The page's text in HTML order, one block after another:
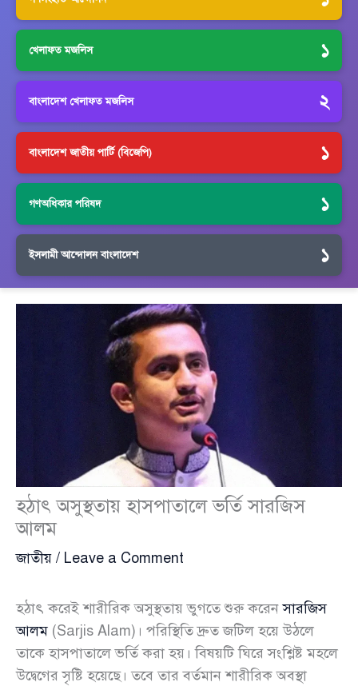
খেলাফত মজলিস ১
বাংলাদেশ খেলাফত মজলিস ২
বাংলাদেশ জাতীয় পার্টি (বিজেপি) ১
গণঅধিকার পরিষদ ১
ইসলামী আন্দোলন বাংলাদেশ ১
হঠাৎ অসুস্থতায় হাসপাতালে ভর্তি সারজিস
আলম
জাতীয় / Leave a Comment
হঠাৎ করেই শারীরিক অসুস্থতায় ভুগতে শুরু করেনসারজিস
আলম (Sarjis Alam)। পরিস্থিতি দ্রুত জটিল হয়ে উঠলে
তাকে হাসপাতালে ভর্তি করা হয়। বিষয়টি ঘিরে সংশ্লিষ্ট মহলে
উদ্বেগের সৃষ্টি হয়েছে। তবে তার বর্তমান শারীরিক অবস্থা